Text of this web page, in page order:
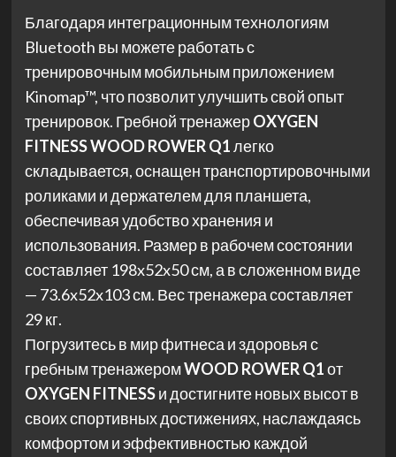
Благодаря интеграционным технологиям
Bluetooth вы можете работать с
тренировочным мобильным приложением
Kinomap™, что позволит улучшить свой опыт
тренировок. Гребной тренажерOXYGEN
FITNESS WOOD ROWER Q1легко
складывается, оснащен транспортировочными
роликами и держателем для планшета,
обеспечивая удобство хранения и
использования. Размер в рабочем состоянии
составляет 198x52x50 см, а в сложенном виде
— 73.6x52x103 см. Вес тренажера составляет
29 кг.
Погрузитесь в мир фитнеса и здоровья с
гребным тренажеромWOOD ROWER Q1от
OXYGEN FITNESSи достигните новых высот в
своих спортивных достижениях, наслаждаясь
комфортом и эффективностью каждой